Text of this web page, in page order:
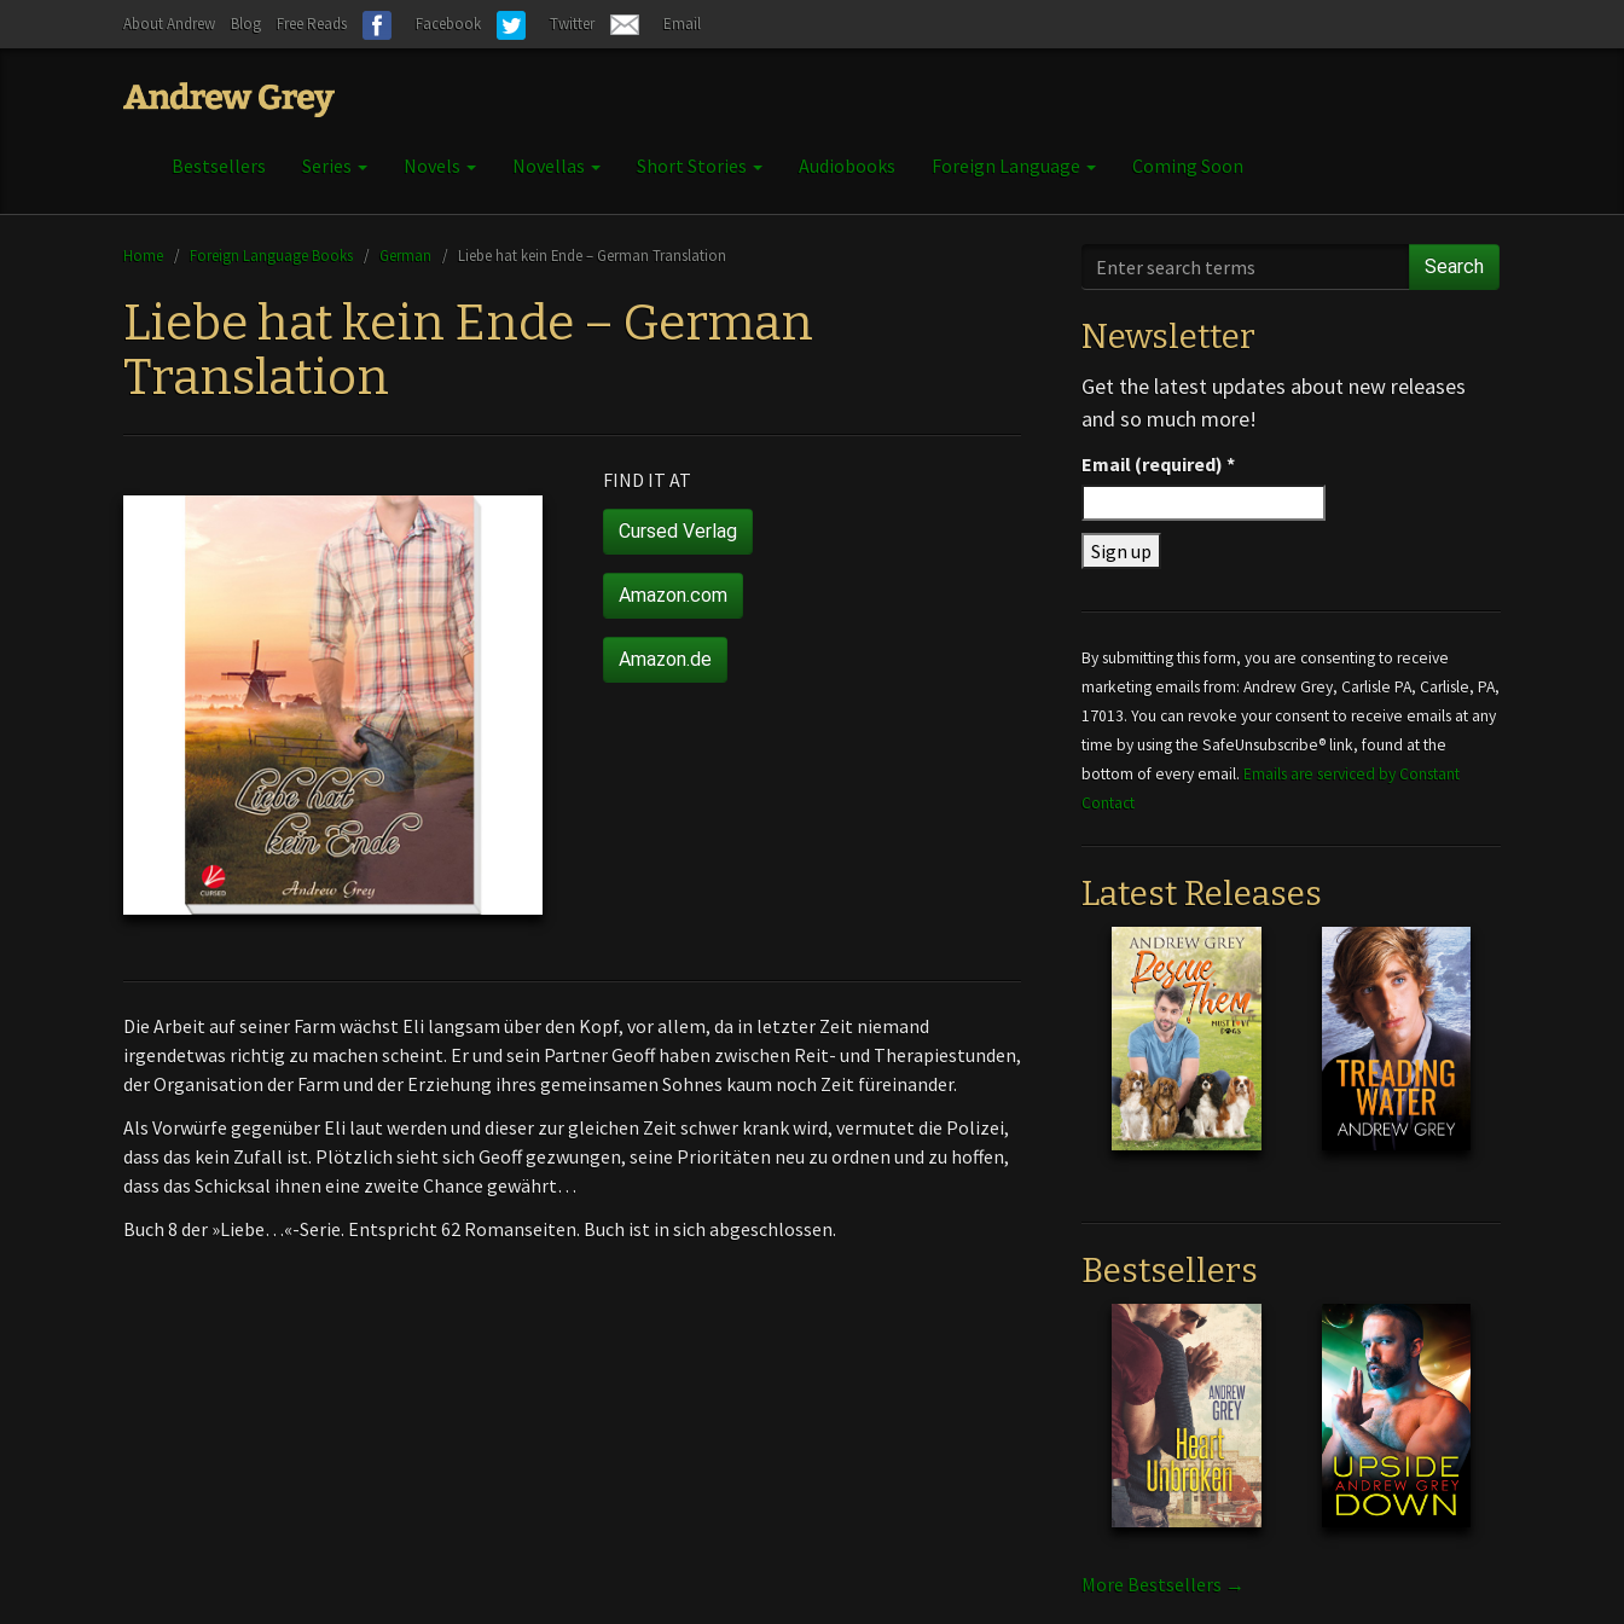
About Andrew Blog Free Reads Facebook Twitter Email
Bestsellers Series Novels Novellas Short Stories Audiobooks Foreign Language Coming Soon
Home / Foreign Language Books / German / Liebe hat kein Ende – German Translation
Liebe hat kein Ende – German
Translation
FIND IT AT
Cursed Verlag
Amazon.com
Amazon.de
Die Arbeit auf seiner Farm wächst Eli langsam über den Kopf, vor allem, da in letzter Zeit niemand
irgendetwas richtig zu machen scheint. Er und sein Partner Geoff haben zwischen Reit- und Therapiestunden,
der Organisation der Farm und der Erziehung ihres gemeinsamen Sohnes kaum noch Zeit füreinander.
Als Vorwürfe gegenüber Eli laut werden und dieser zur gleichen Zeit schwer krank wird, vermutet die Polizei,
dass das kein Zufall ist. Plötzlich sieht sich Geoff gezwungen, seine Prioritäten neu zu ordnen und zu hoffen,
dass das Schicksal ihnen eine zweite Chance gewährt…
Buch 8 der »Liebe…«-Serie. Entspricht 62 Romanseiten. Buch ist in sich abgeschlossen.
Search
Newsletter
Get the latest updates about new releases
and so much more!
Email (required)*
Use.
Please
leave
this field
blank.
By submitting this form, you are consenting to receive
marketing emails from: Andrew Grey, Carlisle PA, Carlisle, PA,
17013. You can revoke your consent to receive emails at any
time by using the SafeUnsubscribe® link, found at the
bottom of every email. Emails are serviced by Constant
Contact
Latest Releases
Bestsellers
More Bestsellers →